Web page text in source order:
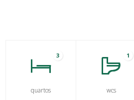
3
quartos
1
wcs